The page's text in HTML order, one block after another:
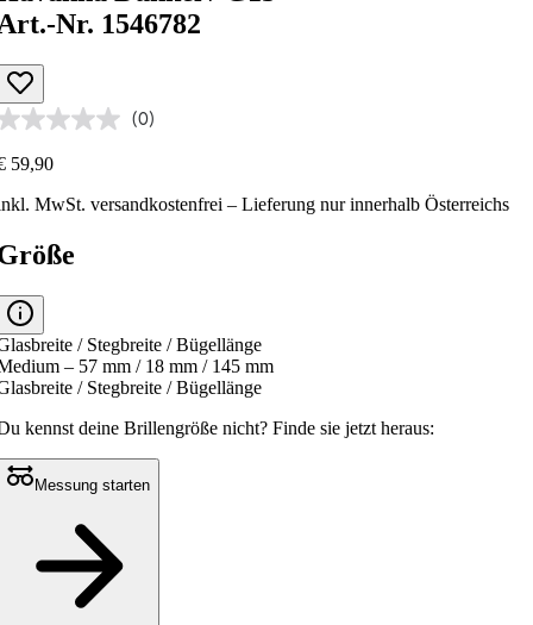
Nr. 1546782
(0)
59,90
MwSt.versandkostenfrei – Lieferung nur innerhalb Österreichs
/ Stegbreite / Bügellänge
– 57 mm / 18 mm / 145 mm
/ Stegbreite / Bügellänge
kennst deine Brillengröße nicht?Finde sie jetzt heraus:
Messung starten